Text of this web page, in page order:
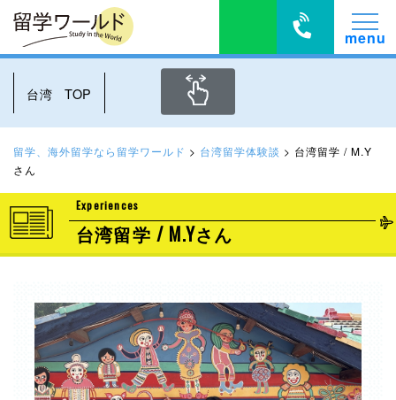
台湾 TOP
留学、海外留学なら留学ワールド > 台湾留学体験談 > 台湾留学 / M.Y
さん
Experiences
台湾留学 / M.Yさん